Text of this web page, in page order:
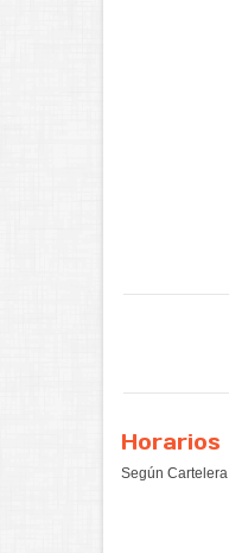
Horarios
Según Cartelera